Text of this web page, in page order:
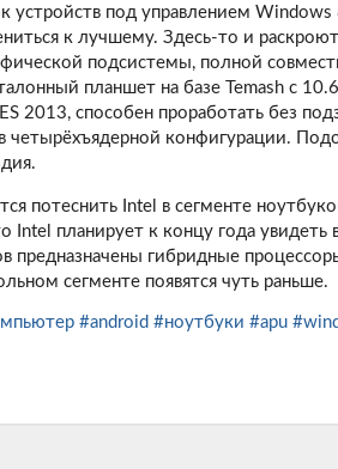
устройств под управлением
к лучшему. Здесь-то и
подсистемы, полной
планшет на базе Temash с
2013, способен проработать без
четырёхъядерной конфигурации.
потеснить Intel в сегменте
Intel планирует к концу года
предназначены гибридные
сегменте появятся чуть раньше.
#android #ноутбуки #apu